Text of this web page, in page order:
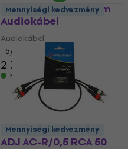
ADJ AC-2XM-2RM 3 m
Audiokábel
Audiokábel
5/5
2 710 Ft
Készleten
Mennyiségi kedvezmény
ADJ AC-R/0,5 RCA 50
Mennyiségi kedvezmény